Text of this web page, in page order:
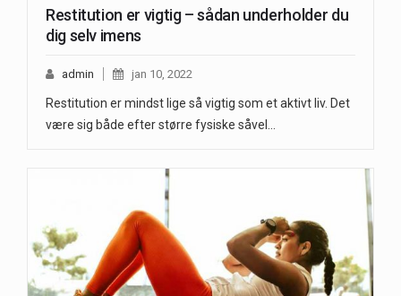
Restitution er vigtig – sådan underholder du
dig selv imens
admin jan 10, 2022
Restitution er mindst lige så vigtig som et aktivt liv. Det
være sig både efter større fysiske såvel…